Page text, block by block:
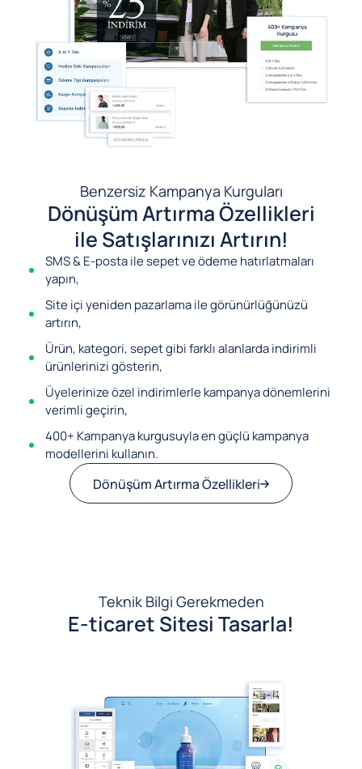
Benzersiz Kampanya Kurguları
Dönüşüm Artırma Özellikleri
ile Satışlarınızı Artırın!
SMS & E-posta ile sepet ve ödeme hatırlatmaları
yapın,
Site içi yeniden pazarlama ile görünürlüğünüzü
artırın,
Ürün, kategori, sepet gibi farklı alanlarda indirimli
ürünlerinizi gösterin,
Üyelerinize özel indirimlerle kampanya dönemlerini
verimli geçirin,
400+ Kampanya kurgusuyla en güçlü kampanya
modellerini kullanın.
Dönüşüm Artırma Özellikleri
Teknik Bilgi Gerekmeden
E-ticaret Sitesi Tasarla!